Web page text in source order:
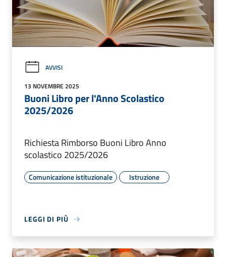
AVVISI
13 NOVEMBRE 2025
Buoni Libro per l'Anno Scolastico
2025/2026
Richiesta Rimborso Buoni Libro Anno
scolastico 2025/2026
Comunicazione istituzionale Istruzione
LEGGI DI PIÙ